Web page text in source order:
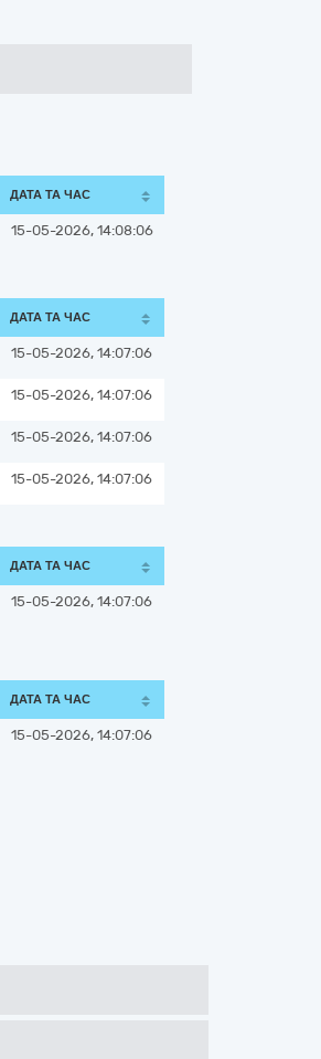
ДАТА ТА ЧАС
15-05-2026, 14:08:06
ДАТА ТА ЧАС
15-05-2026, 14:07:06
15-05-2026, 14:07:06
15-05-2026, 14:07:06
15-05-2026, 14:07:06
ДАТА ТА ЧАС
15-05-2026, 14:07:06
ДАТА ТА ЧАС
15-05-2026, 14:07:06